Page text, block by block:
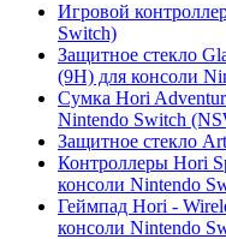
Игровой
Switch)
Защитное стекло
(9H) для консоли
Сумка Hori
Nintendo Switch
Защитное стекло
Контроллеры Hori
консоли Nintendo
Геймпад Hori -
консоли Nintendo